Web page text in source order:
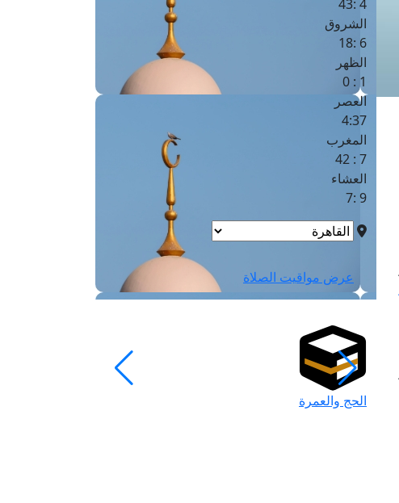
4 :43
الشروق
6 :18
الظهر
1 : 0
العصر
4:37
المغرب
7 : 42
العشاء
9 :7
عرض مواقيت الصلاة
الحج والعمرة